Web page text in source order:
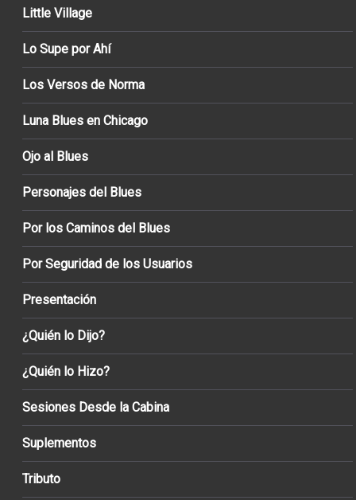
Little Village
Lo Supe por Ahí
Los Versos de Norma
Luna Blues en Chicago
Ojo al Blues
Personajes del Blues
Por los Caminos del Blues
Por Seguridad de los Usuarios
Presentación
¿Quién lo Dijo?
¿Quién lo Hizo?
Sesiones Desde la Cabina
Suplementos
Tributo